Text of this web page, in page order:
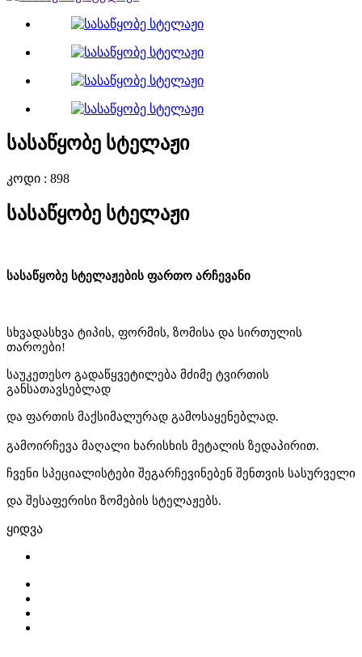
სასაწყობე სტელაჟი
კოდი : 898
სასაწყობე სტელაჟი
სასაწყობე სტელაჟების ფართო არჩევანი
სხვადასხვა ტიპის, ფორმის, ზომისა და სირთულის
თაროები!
საუკეთესო გადაწყვეტილება მძიმე ტვირთის
განსათავსებლად
და ფართის მაქსიმალურად გამოსაყენებლად.
გამოირჩევა მაღალი ხარისხის მეტალის ზედაპირით.
ჩვენი სპეციალისტები შეგარჩევინებენ შენთვის სასურველი
და შესაფერისი ზომების სტელაჟებს.
ყიდვა